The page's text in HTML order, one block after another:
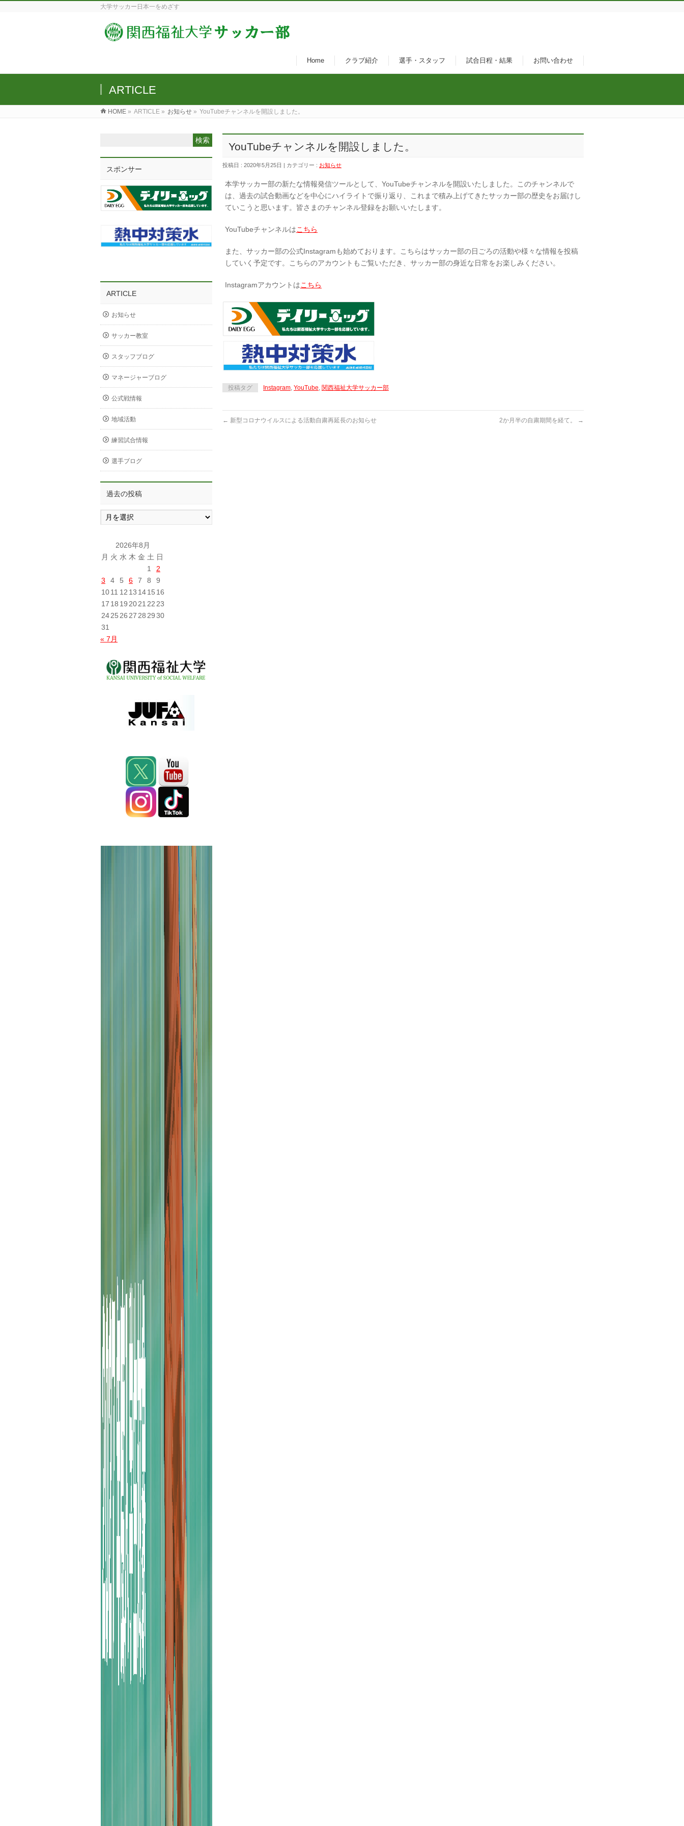
大学サッカー日本一をめざす
Home クラブ紹介 選手・スタッフ 試合日程・結果 お問い合わせ
ARTICLE
HOME » ARTICLE » お知らせ » YouTubeチャンネルを開設しました。
YouTubeチャンネルを開設しました。
投稿日 : 2020年5月25日 | カテゴリー : お知らせ
本学サッカー部の新たな情報発信ツールとして、YouTubeチャンネルを開設いたしました。このチャンネルで
は、過去の試合動画などを中心にハイライトで振り返り、これまで積み上げてきたサッカー部の歴史をお届けし
ていこうと思います。皆さまのチャンネル登録をお願いいたします。
YouTubeチャンネルはこちら
また、サッカー部の公式Instagramも始めております。こちらはサッカー部の日ごろの活動や様々な情報を投稿
していく予定です。こちらのアカウントもご覧いただき、サッカー部の身近な日常をお楽しみください。
Instagramアカウントはこちら
投稿タグ Instagram, YouTube, 関西福祉大学サッカー部
← 新型コロナウイルスによる活動自粛再延長のお知らせ 2か月半の自粛期間を経て。 →
スポンサー
ARTICLE
お知らせ
サッカー教室
スタッフブログ
マネージャーブログ
公式戦情報
地域活動
練習試合情報
選手ブログ
過去の投稿
過
去
2026年8月
月 火 水 木 金 土 日
1
2
3
4 5 6 7 8
9
1011 12 13 1415 16
17 18 19 2021 22 23
2425 26 27 28 2930
31
« 7月